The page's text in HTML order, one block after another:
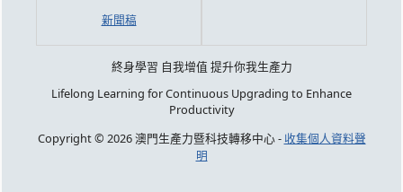
新聞稿
終身學習 自我增值 提升你我生產力
Lifelong Learning for Continuous Upgrading to Enhance
Productivity
Copyright © 2026 澳門生產力暨科技轉移中心 - 收集個人資料聲
明